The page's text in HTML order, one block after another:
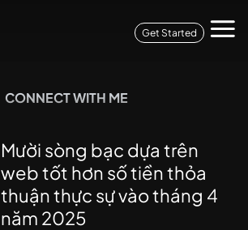
Get Started
CONNECT WITH ME
Mười sòng bạc dựa trên
web tốt hơn số tiền thỏa
thuận thực sự vào tháng 4
năm 2025